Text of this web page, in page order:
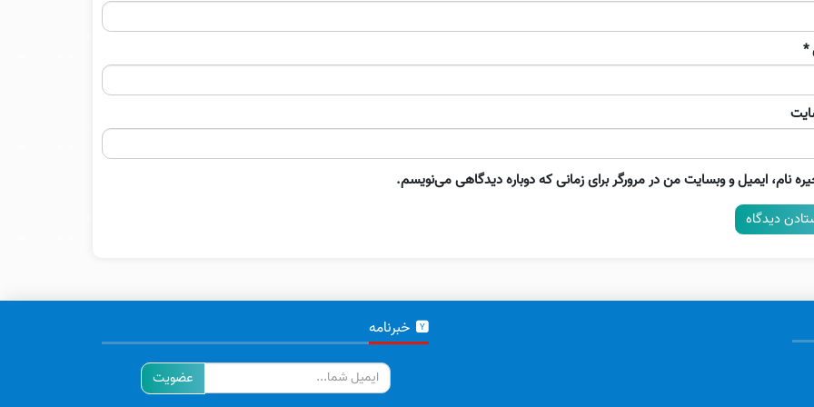
*
نام، ایمیل و وبسایت من در مرورگر برای زمانی که دوباره دیدگاهی می‌نویسم.
خبرنامه
ایمیل